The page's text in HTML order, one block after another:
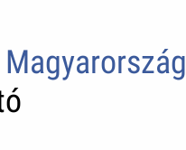
Magyarország